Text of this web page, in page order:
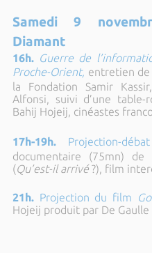
Samedi 9
Diamant
16h. Guerre de
Proche-Orient, entretien de
la Fondation Samir
Alfonsi, suivi d’une
Bahij Hojeij, cinéastes
17h-19h. Projection-
documentaire (75mn)
(Qu’est-il arrivé?), film
21h.Projection du film
Hojeij produit par De